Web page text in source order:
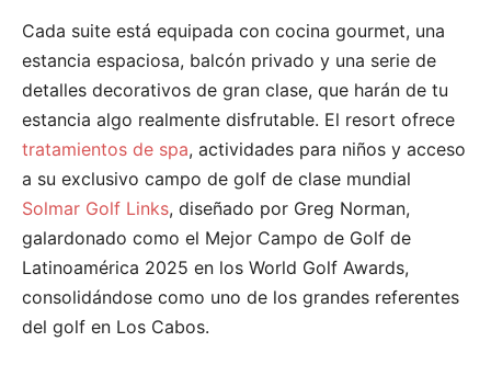
Cada suite está equipada con cocina gourmet, una
estancia espaciosa, balcón privado y una serie de
detalles decorativos de gran clase, que harán de tu
estancia algo realmente disfrutable. El resort ofrece
tratamientos de spa, actividades para niños y acceso
a su exclusivo campo de golf de clase mundial
Solmar Golf Links, diseñado por Greg Norman,
galardonado como el Mejor Campo de Golf de
Latinoamérica 2025 en los World Golf Awards,
consolidándose como uno de los grandes referentes
del golf en Los Cabos.